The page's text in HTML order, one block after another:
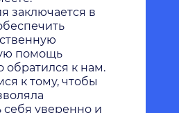
заключается в
помощь
обратился к нам.
к тому, чтобы
себя уверенно и